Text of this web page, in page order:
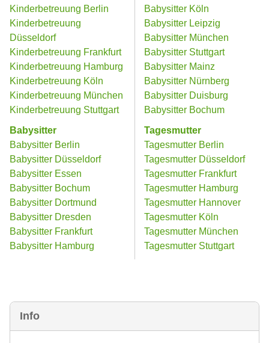
Info
Kinderbetreuung Berlin
Kinderbetreuung
Düsseldorf
Kinderbetreuung Frankfurt
Kinderbetreuung Hamburg
Kinderbetreuung Köln
Kinderbetreuung München
Kinderbetreuung Stuttgart
Babysitter
Babysitter Berlin
Babysitter Düsseldorf
Babysitter Essen
Babysitter Bochum
Babysitter Dortmund
Babysitter Dresden
Babysitter Frankfurt
Babysitter Hamburg
Babysitter Köln
Babysitter Leipzig
Babysitter München
Babysitter Stuttgart
Babysitter Mainz
Babysitter Nürnberg
Babysitter Duisburg
Babysitter Bochum
Tagesmutter
Tagesmutter Berlin
Tagesmutter Düsseldorf
Tagesmutter Frankfurt
Tagesmutter Hamburg
Tagesmutter Hannover
Tagesmutter Köln
Tagesmutter München
Tagesmutter Stuttgart